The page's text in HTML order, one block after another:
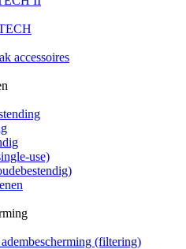
accessoires
use)
(filtering)